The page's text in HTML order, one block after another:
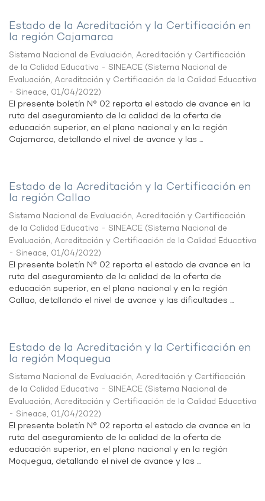
Estado de la Acreditación y la Certificación en
la región Cajamarca
Sistema Nacional de Evaluación, Acreditación y Certificación
de la Calidad Educativa - SINEACE (Sistema Nacional de
Evaluación, Acreditación y Certificación de la Calidad Educativa
- Sineace, 01/04/2022)
El presente boletín N° 02 reporta el estado de avance en la
ruta del aseguramiento de la calidad de la oferta de
educación superior, en el plano nacional y en la región
Cajamarca, detallando el nivel de avance y las ...
Estado de la Acreditación y la Certificación en
la región Callao
Sistema Nacional de Evaluación, Acreditación y Certificación
de la Calidad Educativa - SINEACE (Sistema Nacional de
Evaluación, Acreditación y Certificación de la Calidad Educativa
- Sineace, 01/04/2022)
El presente boletín N° 02 reporta el estado de avance en la
ruta del aseguramiento de la calidad de la oferta de
educación superior, en el plano nacional y en la región
Callao, detallando el nivel de avance y las dificultades ...
Estado de la Acreditación y la Certificación en
la región Moquegua
Sistema Nacional de Evaluación, Acreditación y Certificación
de la Calidad Educativa - SINEACE (Sistema Nacional de
Evaluación, Acreditación y Certificación de la Calidad Educativa
- Sineace, 01/04/2022)
El presente boletín N° 02 reporta el estado de avance en la
ruta del aseguramiento de la calidad de la oferta de
educación superior, en el plano nacional y en la región
Moquegua, detallando el nivel de avance y las ...